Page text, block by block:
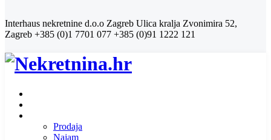
Interhaus nekretnine d.o.o Zagreb Ulica kralja Zvonimira 52,
Zagreb +385 (0)1 7701 077 +385 (0)91 1222 121
Prodaja
Najam